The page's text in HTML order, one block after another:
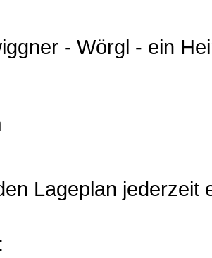
- Wörgl - ein
Lageplan jederzeit